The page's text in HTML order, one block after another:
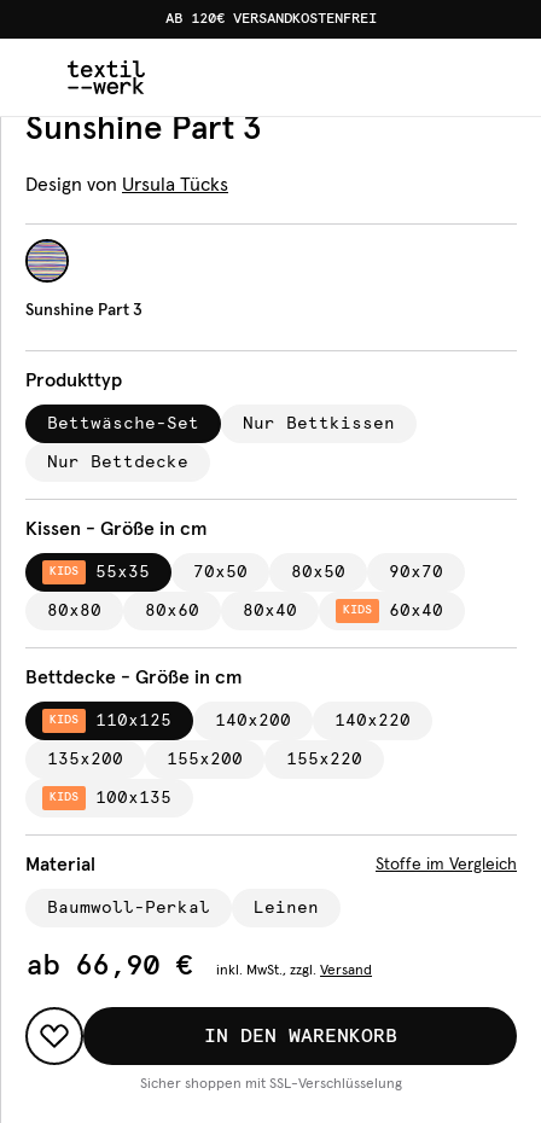
AB 120€ VERSANDKOSTENFREI
Produkte Bettwäsche Sunshine Part 3
Bettwäsche
Sunshine Part 3
Design von Ursula Tücks
Sunshine Part 3
Produkttyp
Bettwäsche-Set Nur Bettkissen
Nur Bettdecke
Kissen - Größe in cm
KIDS 55x35 70x50 80x50 90x70
80x80 80x60 80x40 KIDS 60x40
Bettdecke - Größe in cm
KIDS 110x125 140x200 140x220
135x200 155x200 155x220
KIDS 100x135
Material Stoffe im Vergleich
Baumwoll-Perkal Leinen
ab 66,90 € inkl. MwSt., zzgl. Versand
IN DEN WARENKORB
Sicher shoppen mit SSL-Verschlüsselung